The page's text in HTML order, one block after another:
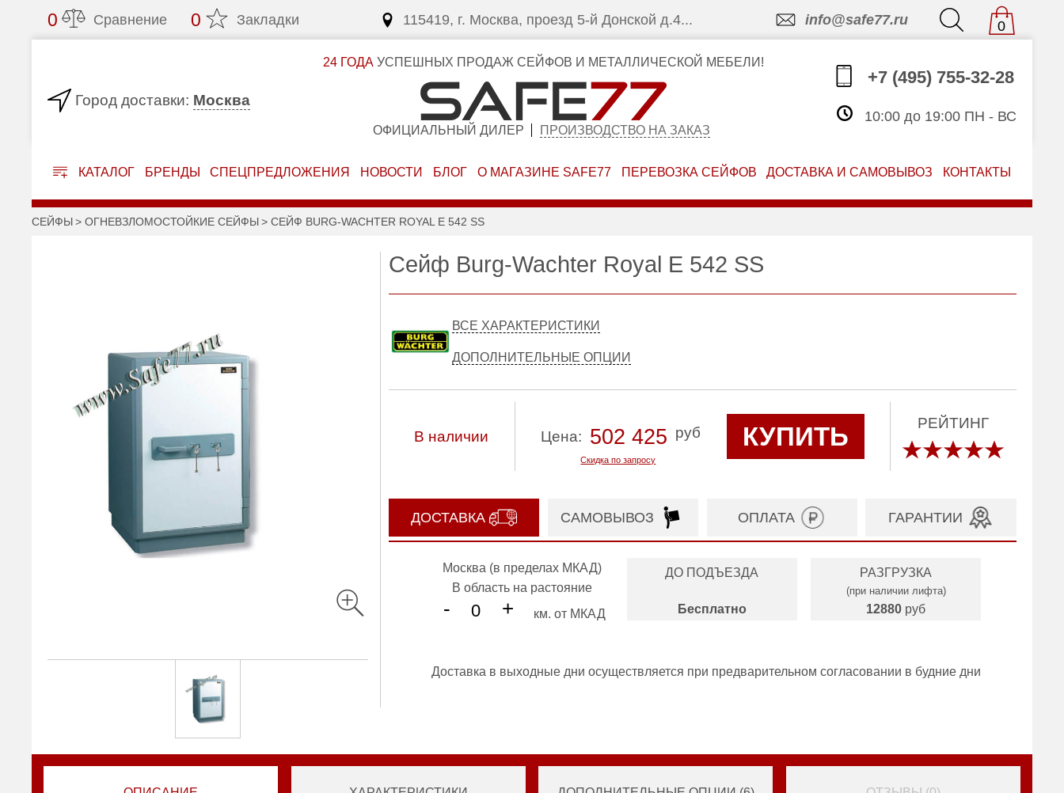
0 Сравнение 0 Закладки 115419, г. Москва, проезд 5-й Донской д.4... info@safe77.ru 0
Город доставки: Москва
24 ГОДАУСПЕШНЫХ ПРОДАЖ СЕЙФОВ И МЕТАЛЛИЧЕСКОЙ МЕБЕЛИ!
ОФИЦИАЛЬНЫЙ ДИЛЕР ПРОИЗВОДСТВО НА ЗАКАЗ
+7 (495) 755-32-28
10:00 до 19:00 ПН - ВС
КАТАЛОГ БРЕНДЫ СПЕЦПРЕДЛОЖЕНИЯ НОВОСТИ БЛОГ О МАГАЗИНЕ SAFE77 ПЕРЕВОЗКА СЕЙФОВ ДОСТАВКА И САМОВЫВОЗ КОНТАКТЫ
СЕЙФЫ ОГНЕВЗЛОМОСТОЙКИЕ СЕЙФЫ СЕЙФ BURG-WACHTER ROYAL E 542 SS
Сейф Burg-Wachter Royal E 542 SS
ВСЕ ХАРАКТЕРИСТИКИ
ДОПОЛНИТЕЛЬНЫЕ ОПЦИИ
В наличии Цена: 502 425
Скидка по запросу
руб КУПИТЬ РЕЙТИНГ
ДОСТАВКА САМОВЫВОЗ ОПЛАТА ГАРАНТИИ
Москва (в пределах МКАД)
В область на растояние
- + км. от МКАД
ДО ПОДЪЕЗДА
Бесплатно
РАЗГРУЗКА
(при наличии лифта)
12880 руб
Доставка в выходные дни осуществляется при предварительном согласовании в будние дни